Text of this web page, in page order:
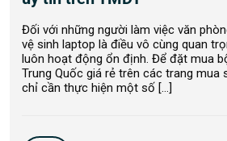
Đối với những người làm việc văn
vệ sinh laptop là điều vô cùng quan
luôn hoạt động ổn định. Để đặt mua
Trung Quốc giá rẻ trên các trang mua
chỉ cần thực hiện một số […]